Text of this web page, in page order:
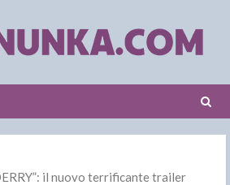
il nuovo terrificante trailer